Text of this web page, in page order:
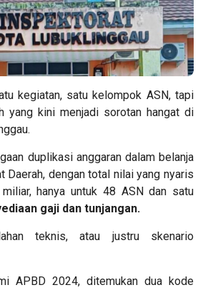
kegiatan, satu kelompok ASN, tapi
yang kini menjadi sorotan hangat di
duplikasi anggaran dalam belanja
Daerah, dengan total nilai yang nyaris
hanya untuk 48 ASN dan satu
gaji dan tunjangan.
teknis, atau justru skenario
APBD 2024, ditemukan dua kode